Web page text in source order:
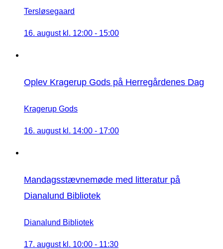
Tersløsegaard
16. august kl. 12:00 - 15:00
Oplev Kragerup Gods på Herregårdenes Dag
Kragerup Gods
16. august kl. 14:00 - 17:00
Mandagsstævnemøde med litteratur på
Dianalund Bibliotek
Dianalund Bibliotek
17. august kl. 10:00 - 11:30